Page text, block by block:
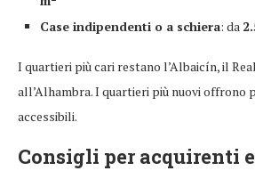
Case indipendenti o a schiera: da
I quartieri più cari restano l’Albaicín, il
all’Alhambra. I quartieri più nuovi offrono
accessibili.
Consigli per acquirenti